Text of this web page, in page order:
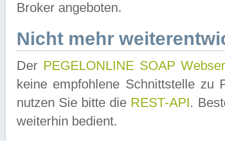
Broker angeboten.
Nicht mehr
Der PEGELONLINE SOAP
keine empfohlene Schnittstelle zu
nutzen Sie bitte die REST-API.
weiterhin bedient.